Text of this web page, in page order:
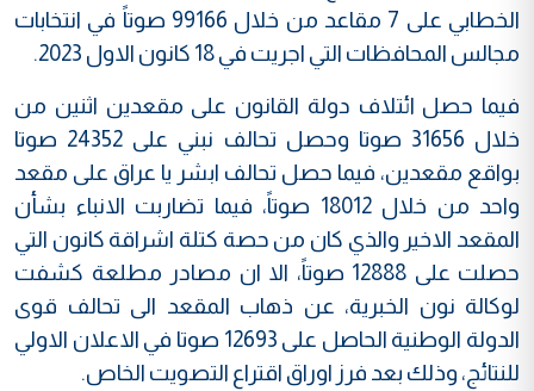
الخطابي على 7 مقاعد من خلال 99166 صوتاً في انتخابات
مجالس المحافظات التي اجريت في 18 كانون الاول 2023.
فيما حصل ائتلاف دولة القانون على مقعدين اثنين من
خلال 31656 صوتا وحصل تحالف نبني على 24352 صوتا
بواقع مقعدين، فيما حصل تحالف ابشر يا عراق على مقعد
واحد من خلال 18012 صوتاً، فيما تضاربت الانباء بشأن
المقعد الاخير والذي كان من حصة كتلة اشراقة كانون التي
حصلت على 12888 صوتاً، الا ان مصادر مطلعة كشفت
لوكالة نون الخبرية، عن ذهاب المقعد الى تحالف قوى
الدولة الوطنية الحاصل على 12693 صوتا في الاعلان الاولي
للنتائج، وذلك بعد فرز اوراق اقتراع التصويت الخاص.